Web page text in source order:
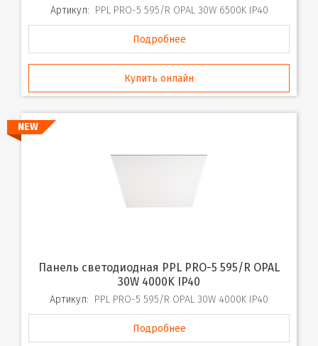
Артикул: PPL PRO-5 595/R OPAL 30W 6500K IP40
Подробнее
Купить онлайн
NEW
Панель светодиодная PPL PRO-5 595/R OPAL
30W 4000K IP40
Артикул: PPL PRO-5 595/R OPAL 30W 4000K IP40
Подробнее